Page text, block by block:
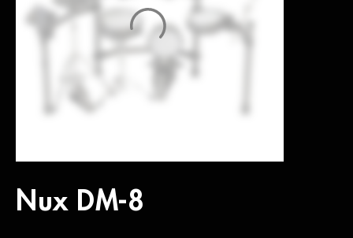
Nux DM-8